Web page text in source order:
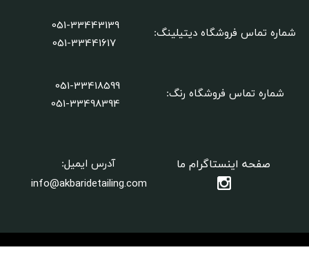
شماره تماس فروشگاه دیتیلینگ:
آدرس ایمیل:
info@akbaridetailing.com
صفحه اینستاگرام ما
051-33443139
051-33441617
شماره تماس فروشگاه رنگ:
051-33418599
​​​​​​​051-33498394